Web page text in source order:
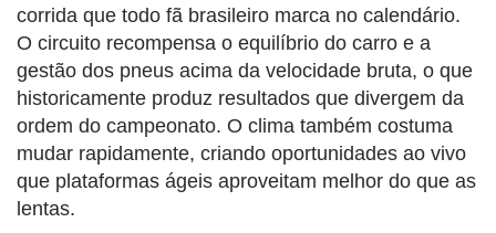
corrida que todo fã brasileiro marca no calendário.
O circuito recompensa o equilíbrio do carro e a
gestão dos pneus acima da velocidade bruta, o que
historicamente produz resultados que divergem da
ordem do campeonato. O clima também costuma
mudar rapidamente, criando oportunidades ao vivo
que plataformas ágeis aproveitam melhor do que as
lentas.